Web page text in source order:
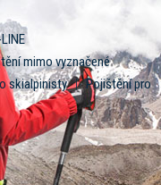
mimo vyznačené
skialpinisty|Pojištění pro